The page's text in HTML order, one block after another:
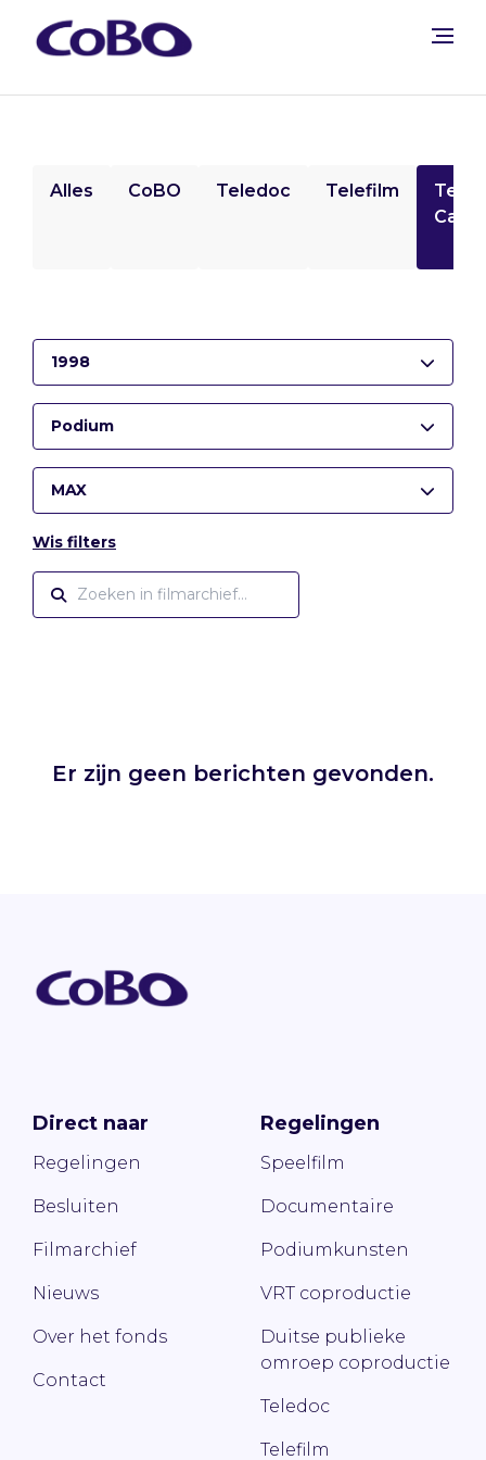
Alles CoBO Teledoc Telefilm
1998
Podium
MAX
Wis filters
Er zijn geen berichten gevonden.
Direct naar
Regelingen
Besluiten
Filmarchief
Nieuws
Over het fonds
Contact
Regelingen
Speelfilm
Documentaire
Podiumkunsten
VRT coproductie
Duitse publieke
omroep coproductie
Teledoc
Telefilm